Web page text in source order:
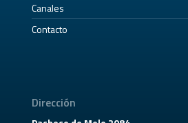
Canales
Contacto
Dirección